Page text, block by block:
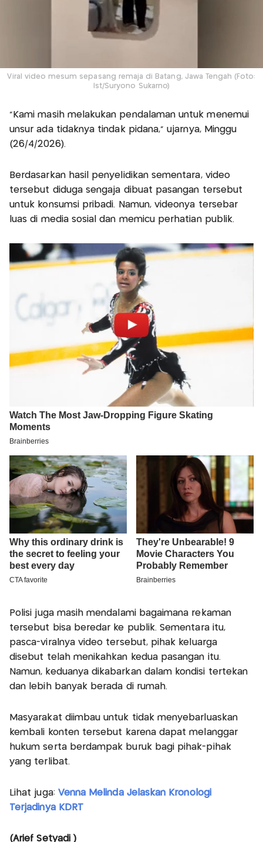
Viral video mesum sepasang remaja di Batang, Jawa Tengah (Foto:
Ist/Suryono Sukarno)
"Kami masih melakukan pendalaman untuk menemui
unsur ada tidaknya tindak pidana," ujarnya, Minggu
(26/4/2026).
Berdasarkan hasil penyelidikan sementara, video
tersebut diduga sengaja dibuat pasangan tersebut
untuk konsumsi pribadi. Namun, videonya tersebar
luas di media sosial dan memicu perhatian publik.
Polisi juga masih mendalami bagaimana rekaman
tersebut bisa beredar ke publik. Sementara itu,
pasca-viralnya video tersebut, pihak keluarga
disebut telah menikahkan kedua pasangan itu.
Namun, keduanya dikabarkan dalam kondisi tertekan
dan lebih banyak berada di rumah.
Masyarakat diimbau untuk tidak menyebarluaskan
kembali konten tersebut karena dapat melanggar
hukum serta berdampak buruk bagi pihak-pihak
yang terlibat.
Lihat juga: Venna Melinda Jelaskan Kronologi
Terjadinya KDRT
(Arief Setyadi )